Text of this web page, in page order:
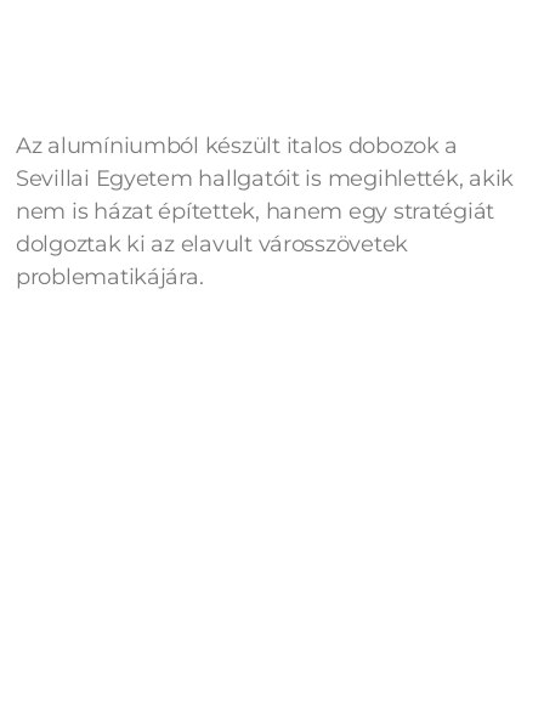
Az alumíniumból készült italos dobozok a
Sevillai Egyetem hallgatóit is megihlették, akik
nem is házat építettek, hanem egy stratégiát
dolgoztak ki az elavult városszövetek
problematikájára.